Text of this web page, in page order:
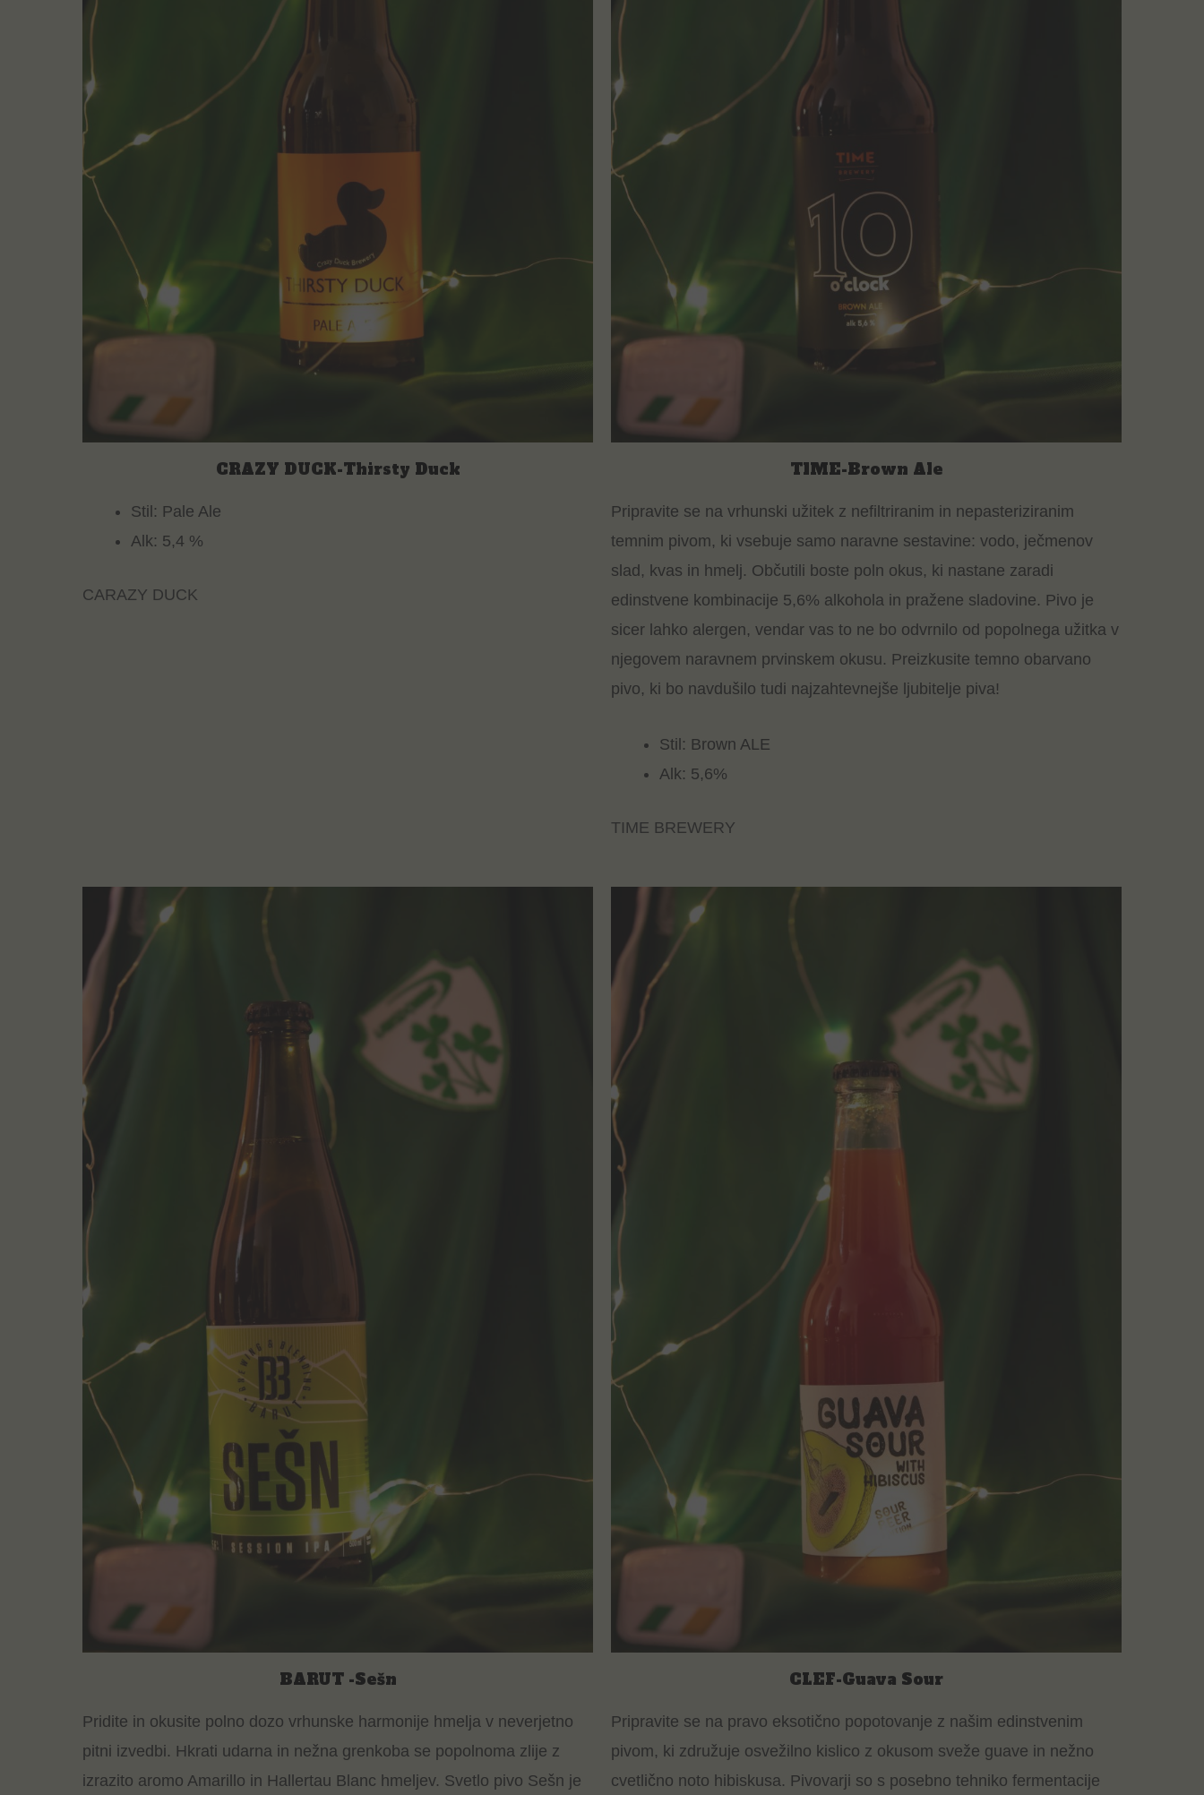
CRAZY DUCK-Thirsty Duck
Stil: Pale Ale
Alk: 5,4 %
CARAZY DUCK
TIME-Brown Ale
Pripravite se na vrhunski užitek z nefiltriranim in nepasteriziranim
temnim pivom, ki vsebuje samo naravne sestavine: vodo, ječmenov
slad, kvas in hmelj. Občutili boste poln okus, ki nastane zaradi
edinstvene kombinacije 5,6% alkohola in pražene sladovine. Pivo je
sicer lahko alergen, vendar vas to ne bo odvrnilo od popolnega užitka v
njegovem naravnem prvinskem okusu. Preizkusite temno obarvano
pivo, ki bo navdušilo tudi najzahtevnejše ljubitelje piva!
Stil: Brown ALE
Alk: 5,6%
TIME BREWERY
BARUT -Sešn
Pridite in okusite polno dozo vrhunske harmonije hmelja v neverjetno
pitni izvedbi. Hkrati udarna in nežna grenkoba se popolnoma zlije z
izrazito aromo Amarillo in Hallertau Blanc hmeljev. Svetlo pivo Sešn je
CLEF-Guava Sour
Pripravite se na pravo eksotično popotovanje z našim edinstvenim
pivom, ki združuje osvežilno kislico z okusom sveže guave in nežno
cvetlično noto hibiskusa. Pivovarji so s posebno tehniko fermentacije